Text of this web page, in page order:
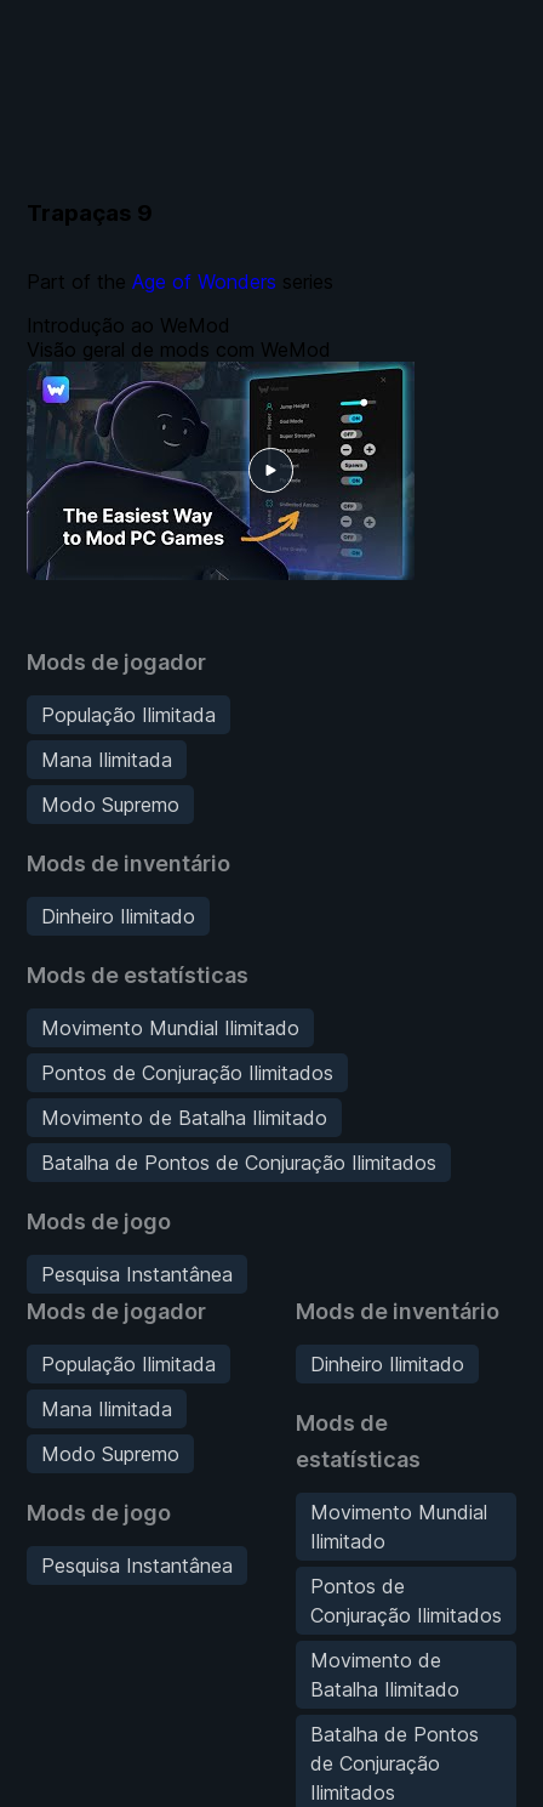
Trapaças 9
Mods de jogador
População Ilimitada
Mana Ilimitada
Modo Supremo
Mods de inventário
Dinheiro Ilimitado
Mods de estatísticas
Movimento Mundial Ilimitado
Pontos de Conjuração Ilimitados
Movimento de Batalha Ilimitado
Batalha de Pontos de Conjuração Ilimitados
Mods de jogo
Pesquisa Instantânea
Mods de jogador
População Ilimitada
Mana Ilimitada
Modo Supremo
Mods de jogo
Pesquisa Instantânea
Mods de inventário
Dinheiro Ilimitado
Mods de
estatísticas
Movimento Mundial
Ilimitado
Pontos de
Conjuração Ilimitados
Movimento de
Batalha Ilimitado
Batalha de Pontos
de Conjuração
Ilimitados
Introdução ao WeMod
Visão geral de mods com WeMod
Part of the Age of Wonders series